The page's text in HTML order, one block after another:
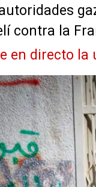
contra la
en directo